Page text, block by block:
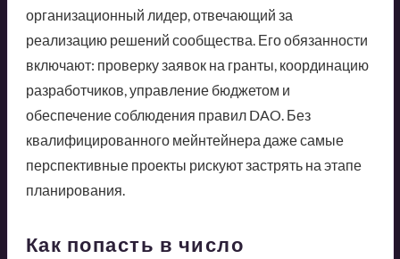
организационный лидер, отвечающий за
реализацию решений сообщества. Его обязанности
включают: проверку заявок на гранты, координацию
разработчиков, управление бюджетом и
обеспечение соблюдения правил DAO. Без
квалифицированного мейнтейнера даже самые
перспективные проекты рискуют застрять на этапе
планирования.
Как попасть в число